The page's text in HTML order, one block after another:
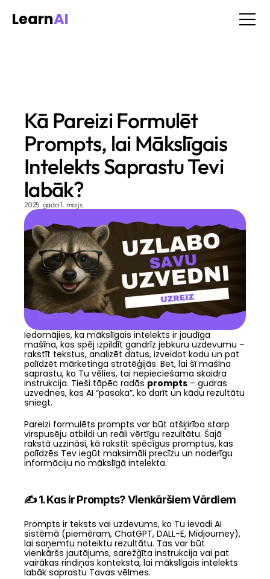
Kā Pareizi Formulēt
Prompts, lai Mākslīgais
Intelekts Saprastu Tevi
labāk?
2025. gada 1. maijs
Iedomājies, ka mākslīgais intelekts ir jaudīga
mašīna, kas spēj izpildīt gandrīz jebkuru uzdevumu –
rakstīt tekstus, analizēt datus, izveidot kodu un pat
palīdzēt mārketinga stratēģijās. Bet, lai šī mašīna
saprastu, ko Tu vēlies, tai nepieciešama skaidra
instrukcija. Tieši tāpēc radās prompts – gudras
uzvednes, kas AI “pasaka”, ko darīt un kādu rezultātu
sniegt.
Pareizi formulēts prompts var būt atšķirība starp
virspusēju atbildi un reāli vērtīgu rezultātu. Šajā
rakstā uzzināsi, kā rakstīt spēcīgus promptus, kas
palīdzēs Tev iegūt maksimāli precīzu un noderīgu
informāciju no mākslīgā intelekta.
✍️ 1. Kas ir Prompts? Vienkāršiem Vārdiem
Prompts ir teksts vai uzdevums, ko Tu ievadi AI
sistēmā (piemēram, ChatGPT, DALL-E, Midjourney),
lai saņemtu noteiktu rezultātu. Tas var būt
vienkāršs jautājums, sarežģīta instrukcija vai pat
vairākas rindiņas konteksta, lai mākslīgais intelekts
labāk saprastu Tavas vēlmes.
LearnAI
Tiešsaistes kursi
Par Mums
Kontakti
Get in touch
Get in touch